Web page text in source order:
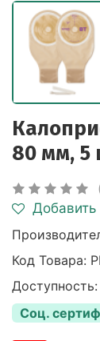
80 мм, 5
Добавить
Код Товара:
Соц.